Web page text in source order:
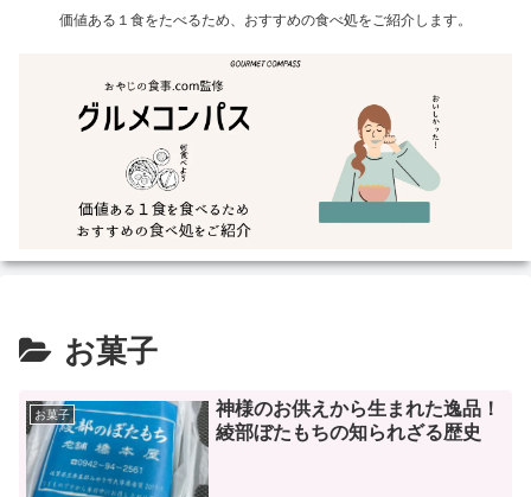
価値ある１食をたべるため、おすすめの食べ処をご紹介します。
お菓子
お菓子
神様のお供えから生まれた逸品！
綾部ぼたもちの知られざる歴史